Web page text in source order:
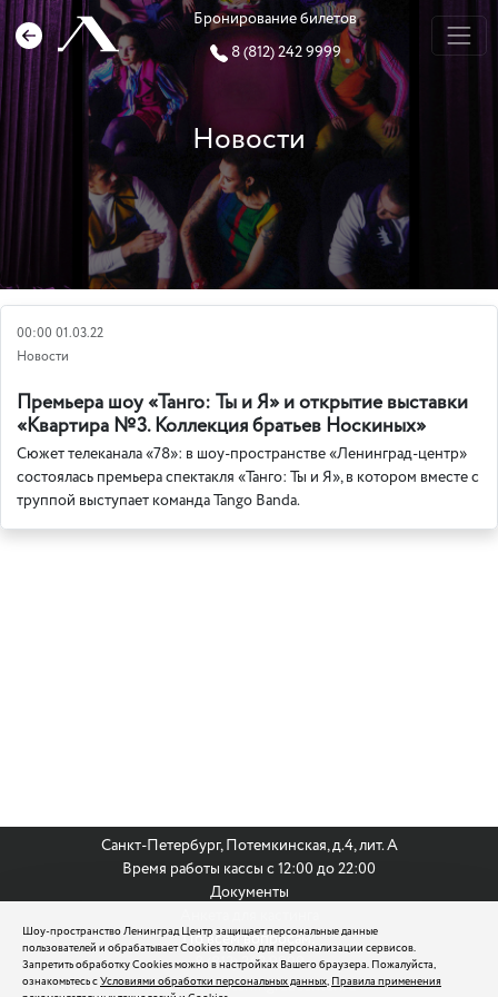
Шоу-пространство Ленинград Центр защищает персональные данные
пользователей и обрабатывает Cookies только для персонализации сервисов.
Запретить обработку Cookies можно в настройках Вашего браузера. Пожалуйста,
ознакомьтесь сУсловиями обработки персональных данных,Правила применения
Бронирование билетов
8 (812) 242 9999
Новости
00:00 01.03.22
Новости
Премьера шоу «Танго: Ты и Я» и открытие выставки
«Квартира №3. Коллекция братьев Носкиных»
Сюжет телеканала «78»: в шоу-пространстве «Ленинград-центр»
состоялась премьера спектакля «Танго: Ты и Я», в котором вместе с
труппой выступает команда Tango Banda.
Санкт-Петербург, Потемкинская, д.4, лит. А
Время работы кассы с 12:00 до 22:00
Документы
По всем вопросам:
8 (812) 242 9999
reservation@leningradcenter.ru